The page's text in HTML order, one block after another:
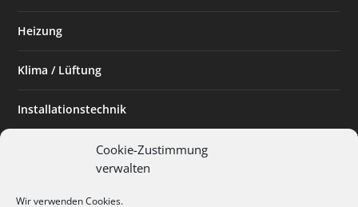
Cookie-Zustimmung
verwalten
Wir verwenden Cookies.
Heizung
Klima / Lüftung
Installationstechnik
Planen & Bauen